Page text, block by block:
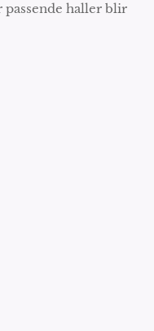
passende haller blir